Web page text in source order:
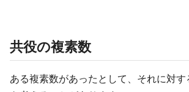
共役の複素数
ある複素数があったとして、それに対